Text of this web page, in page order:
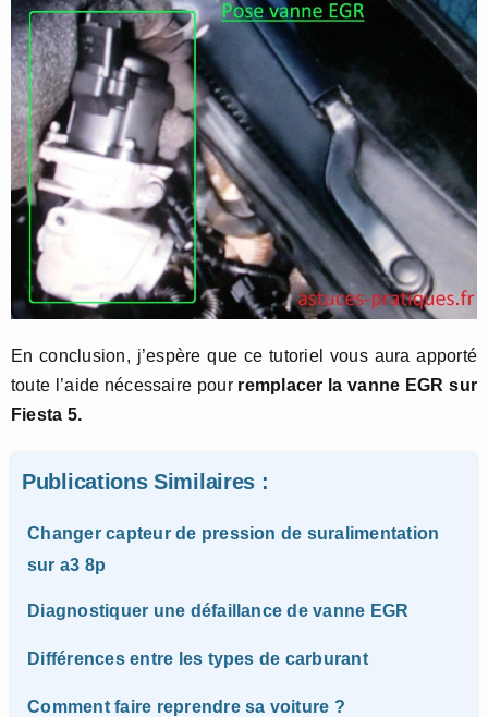
En conclusion, j’espère que ce tutoriel vous aura apporté
toute l’aide nécessaire pour remplacer la vanne EGR sur
Fiesta 5.
Publications Similaires :
Changer capteur de pression de suralimentation
sur a3 8p
Diagnostiquer une défaillance de vanne EGR
Différences entre les types de carburant
Comment faire reprendre sa voiture ?